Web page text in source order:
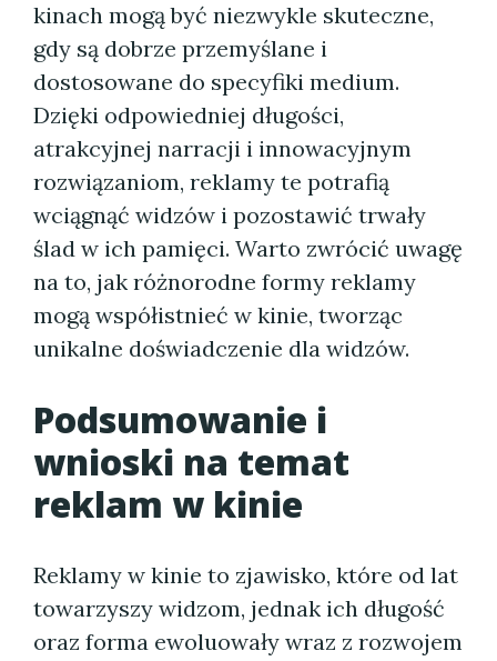
kinach mogą być niezwykle skuteczne,
gdy są dobrze przemyślane i
dostosowane do specyfiki medium.
Dzięki odpowiedniej długości,
atrakcyjnej narracji i innowacyjnym
rozwiązaniom, reklamy te potrafią
wciągnąć widzów i pozostawić trwały
ślad w ich pamięci. Warto zwrócić uwagę
na to, jak różnorodne formy reklamy
mogą współistnieć w kinie, tworząc
unikalne doświadczenie dla widzów.
Podsumowanie i
wnioski na temat
reklam w kinie
Reklamy w kinie to zjawisko, które od lat
towarzyszy widzom, jednak ich długość
oraz forma ewoluowały wraz z rozwojem